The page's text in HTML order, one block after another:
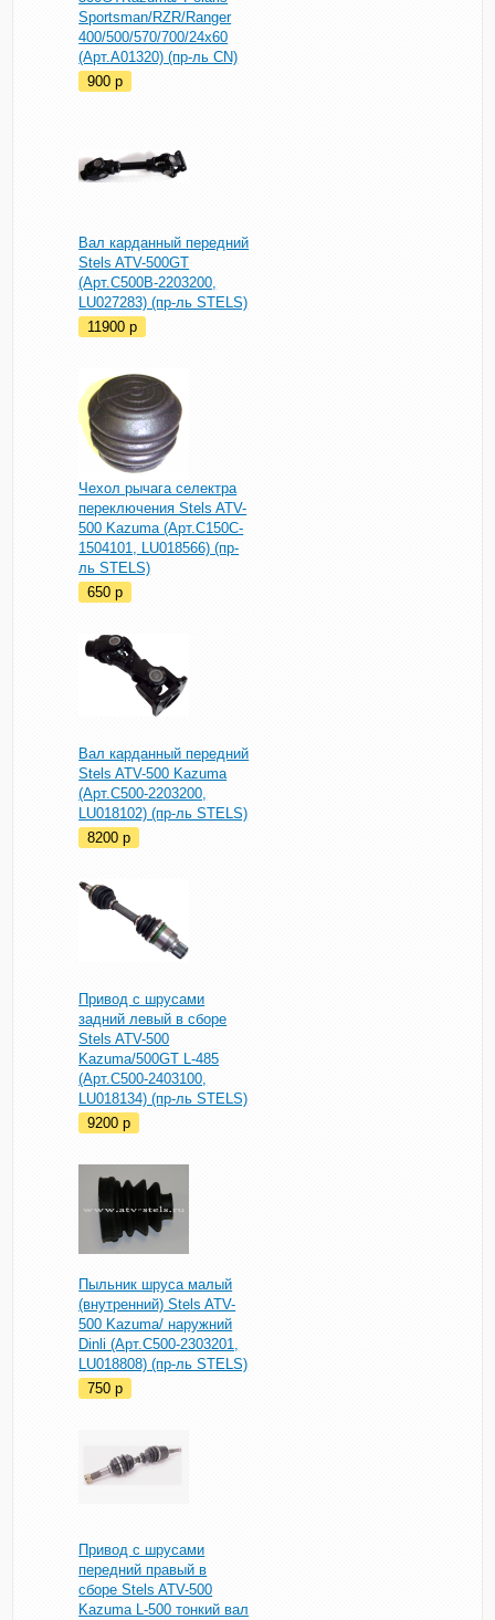
Sportsman/RZR/Ranger
400/500/570/700/24х60
(Арт.A01320) (пр-ль CN)
900p
Вал карданный передний
Stels ATV-500GT
(Арт.C500B-2203200,
LU027283) (пр-ль STELS)
11900p
Чехол рычага селектра
переключения Stels ATV-
500 Kazuma (Арт.C150C-
1504101, LU018566) (пр-
ль STELS)
650p
Вал карданный передний
Stels ATV-500 Kazuma
(Арт.C500-2203200,
LU018102) (пр-ль STELS)
8200p
Привод с шрусами
задний левый в сборе
Stels ATV-500
Kazuma/500GT L-485
(Арт.C500-2403100,
LU018134) (пр-ль STELS)
9200p
Пыльник шруса малый
(внутренний) Stels ATV-
500 Kazuma/ наружний
Dinli (Арт.C500-2303201,
LU018808) (пр-ль STELS)
750p
Привод с шрусами
передний правый в
сборе Stels ATV-500
Kazuma L-500 тонкий вал